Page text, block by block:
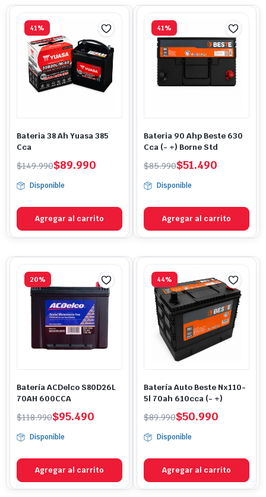
41%
Bateria 38 Ah Yuasa 385
Cca
$149.990
El
original
$149.990.
$89.990
El
actual
$89.990.
Disponible
Agregar al carrito
41%
Bateria 90 Ahp Beste 630
Cca (- +) Borne Std
$85.990
El
original
$85.990.
$51.490
El
actual
$51.490.
Disponible
Agregar al carrito
20%
Batería ACDelco S80D26L
70AH 600CCA
$118.990
El
original
$118.990.
$95.490
El
actual
$95.490.
Disponible
Agregar al carrito
44%
Batería Auto Beste Nx110-
5l 70ah 610cca (- +)
$89.990
El
original
$89.990.
$50.990
El
actual
$50.990.
Disponible
Agregar al carrito